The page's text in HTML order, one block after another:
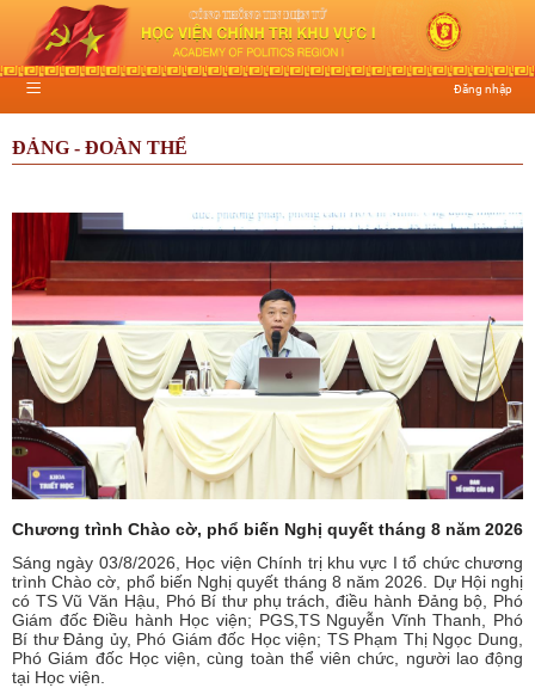
Đăng nhập
ĐẢNG - ĐOÀN THỂ
Chương trình Chào cờ, phổ biến Nghị quyết tháng 8 năm 2026
Sáng ngày 03/8/2026, Học viện Chính trị khu vực I tổ chức chương
trình Chào cờ, phổ biến Nghị quyết tháng 8 năm 2026. Dự Hội nghị
có TS Vũ Văn Hậu, Phó Bí thư phụ trách, điều hành Đảng bộ, Phó
Giám đốc Điều hành Học viện; PGS,TS Nguyễn Vĩnh Thanh, Phó
Bí thư Đảng ủy, Phó Giám đốc Học viện; TS Phạm Thị Ngọc Dung,
Phó Giám đốc Học viện, cùng toàn thể viên chức, người lao động
tại Học viện.